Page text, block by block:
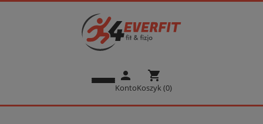
person
Konto
shopping_cart
Koszyk (0)